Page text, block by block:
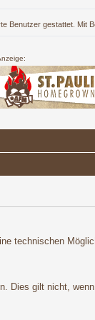
Benutzer gestattet. Mit
technischen
Dies gilt nicht,